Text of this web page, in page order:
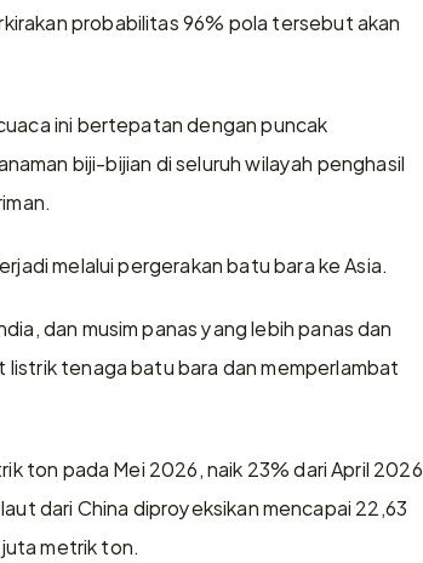
probabilitas 96% pola tersebut akan
ini bertepatan dengan puncak
biji-bijian di seluruh wilayah penghasil
melalui pergerakan batu bara ke Asia.
dan musim panas yang lebih panas dan
tenaga batu bara dan memperlambat
ton pada Mei 2026, naik 23% dari April 2026
dari China diproyeksikan mencapai 22,63
metrik ton.